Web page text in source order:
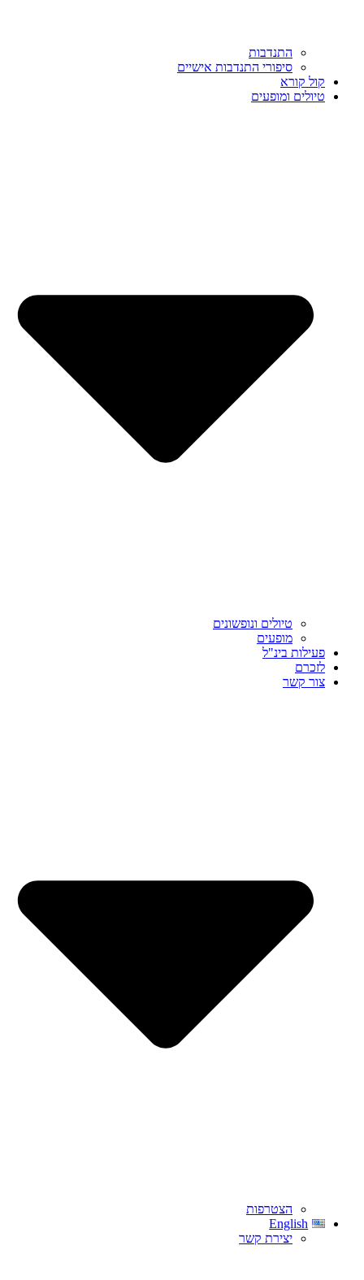
התנדבות
סיפורי התנדבות אישיים
קול קורא
טיולים ומופעים
טיולים ונופשונים
מופעים
פעילות בינ"ל
לזכרם
צור קשר
הצטרפות
English
יצירת קשר